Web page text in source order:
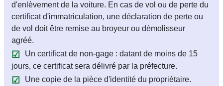
d'enlèvement de la voiture. En cas de vol ou de perte du
certificat d'immatriculation, une déclaration de perte ou
de vol doit être remise au broyeur ou démolisseur
agréé.
Un certificat de non-gage : datant de moins de 15
jours, ce certificat sera délivré par la préfecture.
Une copie de la pièce d'identité du propriétaire.